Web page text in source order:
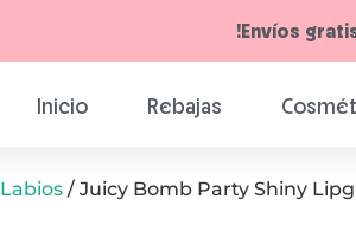
!Envíos
Inicio Rebajas
Labios / Juicy Bomb Party Shiny